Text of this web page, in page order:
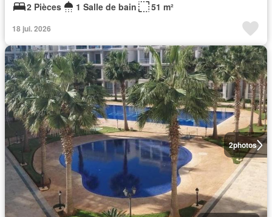
2 Pièces
1 Salle de bain 51 m²
18 jui. 2026
2photos